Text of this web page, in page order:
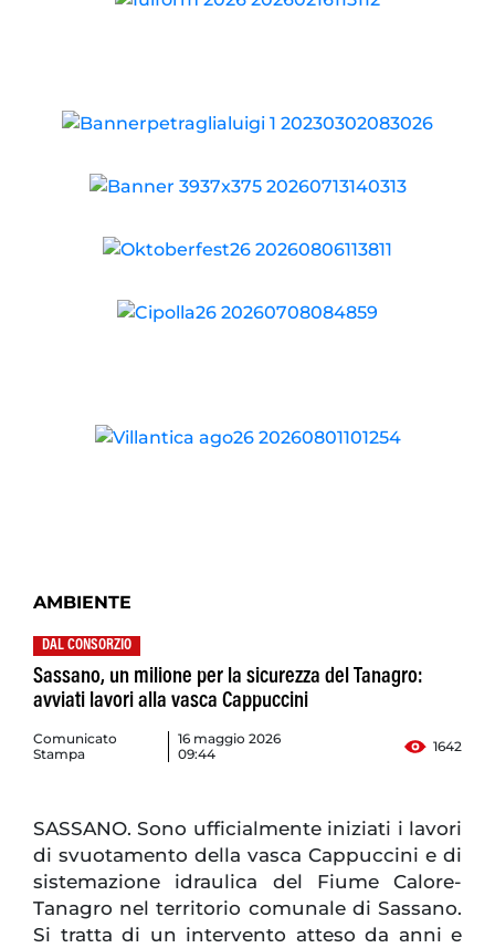
AMBIENTE
DAL CONSORZIO
Sassano, un milione per la sicurezza del Tanagro:
avviati lavori alla vasca Cappuccini
Comunicato
Stampa
16 maggio 2026
09:44
1642
SASSANO. Sono ufficialmente iniziati i lavori
di svuotamento della vasca Cappuccini e di
sistemazione idraulica del Fiume Calore-
Tanagro nel territorio comunale di Sassano.
Si tratta di un intervento atteso da anni e